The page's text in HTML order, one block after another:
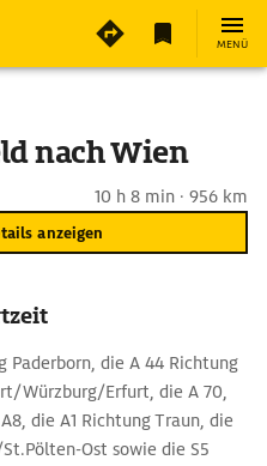
MENÜ
nach Wien
10 h 8 min · 956 km
anzeigen
Paderborn, die A 44 Richtung
Würzburg/Erfurt, die A 70,
die A1 Richtung Traun, die
Ost sowie die S5